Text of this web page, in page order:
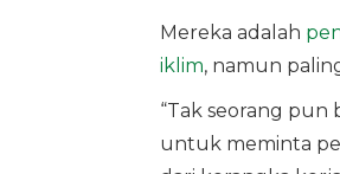
Mereka adalah
iklim, namun
“Tak seorang pun
untuk meminta